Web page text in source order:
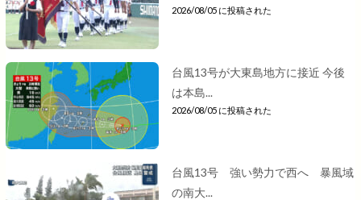
2026/08/05 に投稿された
台風13号が大東島地方に接近 今後
は本島...
2026/08/05 に投稿された
台風13号 強い勢力で西へ 暴風域
の南大...